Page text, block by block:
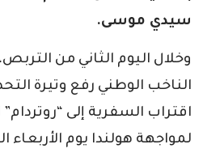
سيدي موسى.
وخلال اليوم الثاني من
الناخب الوطني رفع وتيرة
اقتراب السفرية إلى
لمواجهة هولندا يوم